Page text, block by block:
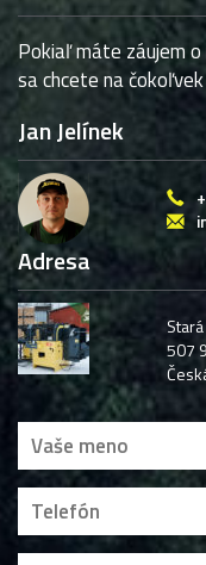
Pokiaľ máte záujem
sa chcete na
Jan Jelínek
Adresa
507